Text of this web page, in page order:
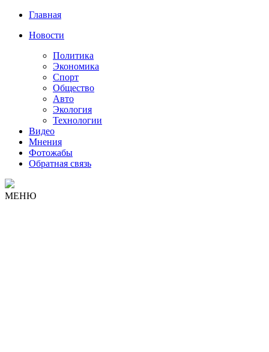
Главная
Новости
Политика
Экономика
Спорт
Общество
Авто
Экология
Технологии
Видео
Мнения
Фотожабы
Обратная связь
МЕНЮ